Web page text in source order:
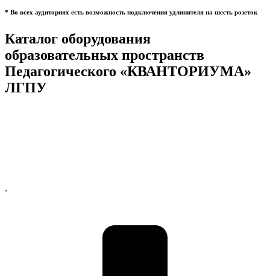
* Во всех аудиториях есть возможность подключения удлинителя на шесть розеток
Каталог оборудования
образовательных пространств
Педагогического «КВАНТОРИУМА»
ЛГПУ
.